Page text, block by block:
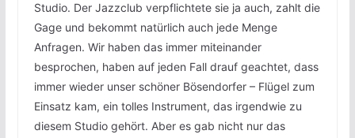
Studio. Der Jazzclub verpflichtete sie ja auch, zahlt die
Gage und bekommt natürlich auch jede Menge
Anfragen. Wir haben das immer miteinander
besprochen, haben auf jeden Fall drauf geachtet, dass
immer wieder unser schöner Bösendorfer – Flügel zum
Einsatz kam, ein tolles Instrument, das irgendwie zu
diesem Studio gehört. Aber es gab nicht nur das